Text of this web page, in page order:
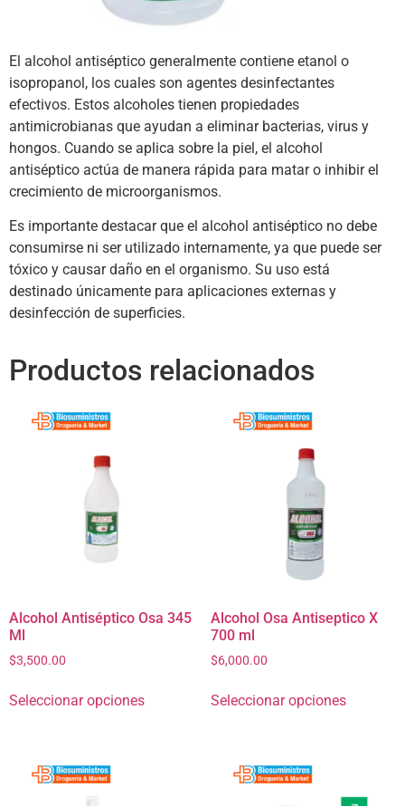
El alcohol antiséptico generalmente contiene etanol o
isopropanol, los cuales son agentes desinfectantes
efectivos. Estos alcoholes tienen propiedades
antimicrobianas que ayudan a eliminar bacterias, virus y
hongos. Cuando se aplica sobre la piel, el alcohol
antiséptico actúa de manera rápida para matar o inhibir el
crecimiento de microorganismos.
Es importante destacar que el alcohol antiséptico no debe
consumirse ni ser utilizado internamente, ya que puede ser
tóxico y causar daño en el organismo. Su uso está
destinado únicamente para aplicaciones externas y
desinfección de superficies.
Productos relacionados
Alcohol Antiséptico Osa 345
Ml
$3,500.00
Seleccionar opciones
Alcohol Osa Antiseptico X
700 ml
$6,000.00
Seleccionar opciones